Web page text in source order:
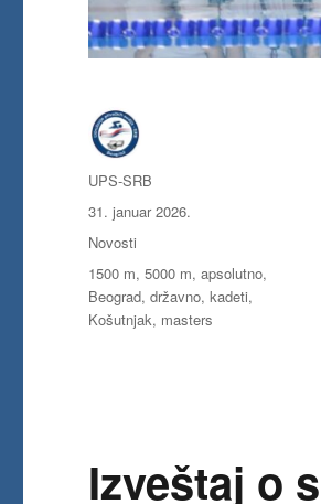
Autor
UPS-SRB
Objavljeno
31. januar 2026.
Kategorije
Novosti
Oznake
1500 m,5000 m,apsolutno,
Beograd,državno,kadeti,
Košutnjak, masters
Izveštaj o